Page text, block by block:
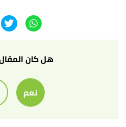
, Retrieved 1/11/2021. Edited.
1/11/2021. Edited.
, Retrieved 1/11/2021. Edited.
هل كان
نعم